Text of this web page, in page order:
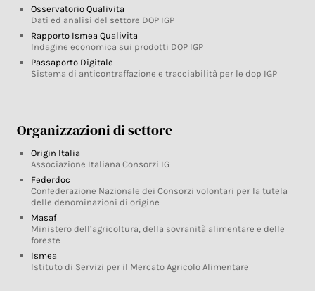
Osservatorio Qualivita
Dati ed analisi del settore DOP IGP
Rapporto Ismea Qualivita
Indagine economica sui prodotti DOP IGP
Passaporto Digitale
Sistema di anticontraffazione e tracciabilità per le dop IGP
Organizzazioni di settore
Origin Italia
Associazione Italiana Consorzi IG
Federdoc
Confederazione Nazionale dei Consorzi volontari per la tutela
delle denominazioni di origine
Masaf
Ministero dell’agricoltura, della sovranità alimentare e delle
foreste
Ismea
Istituto di Servizi per il Mercato Agricolo Alimentare